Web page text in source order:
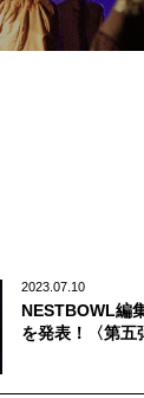
ブラン
ログイン
2023.07.10
NESTBOWL編
を発表！〈第五